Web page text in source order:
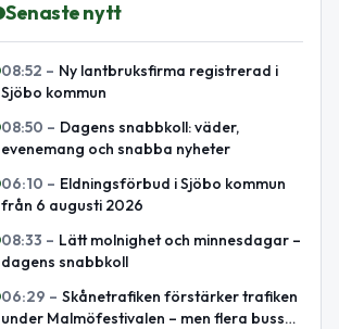
Senaste nytt
08:52 – Ny lantbruksfirma registrerad i
Sjöbo kommun
08:50 – Dagens snabbkoll: väder,
evenemang och snabba nyheter
06:10 – Eldningsförbud i Sjöbo kommun
från 6 augusti 2026
08:33 – Lätt molnighet och minnesdagar –
dagens snabbkoll
06:29 – Skånetrafiken förstärker trafiken
under Malmöfestivalen – men flera bussar